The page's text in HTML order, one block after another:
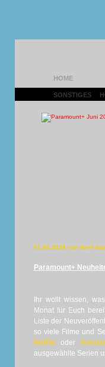
HOME
SONSTIGES
01.06.2026 von Beef
Paramount+
Ihr wollt wissen,
Monat für Euch
Liste der
so viele Filme und
Netflixoder
ausgewählte Serien